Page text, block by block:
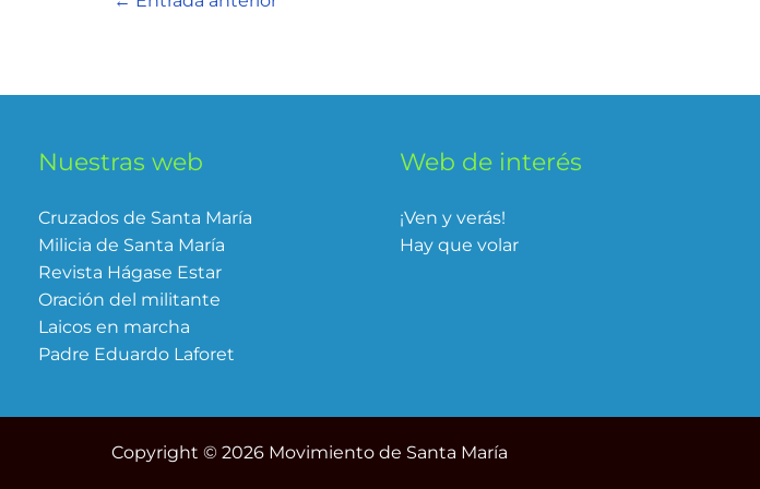
Nuestras web
Cruzados de Santa María
Milicia de Santa María
Revista Hágase Estar
Oración del militante
Laicos en marcha
Padre Eduardo Laforet
Web de interés
¡Ven y verás!
Hay que volar
Copyright © 2026 Movimiento de Santa María